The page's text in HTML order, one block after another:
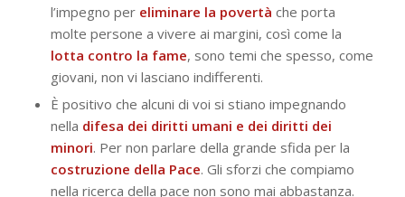
l’impegno per eliminare la povertà che porta
molte persone a vivere ai margini, così come la
lotta contro la fame, sono temi che spesso, come
giovani, non vi lasciano indifferenti.
È positivo che alcuni di voi si stiano impegnando
nella difesa dei diritti umani e dei diritti dei
minori. Per non parlare della grande sfida per la
costruzione della Pace. Gli sforzi che compiamo
nella ricerca della pace non sono mai abbastanza.